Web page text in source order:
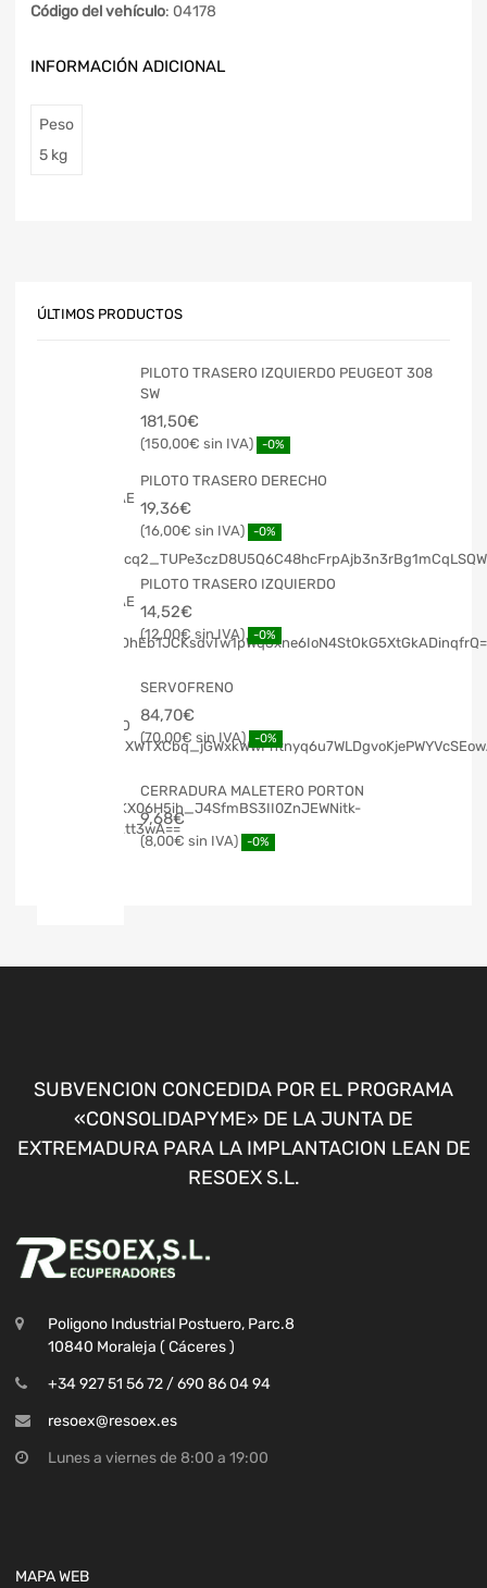
Código del vehículo: 04178
INFORMACIÓN ADICIONAL
Peso
5 kg
ÚLTIMOS PRODUCTOS
PILOTO TRASERO IZQUIERDO PEUGEOT 308
SW
181,50€
150,00€ -0%
PILOTO TRASERO DERECHO
19,36€
16,00€ -0%
PILOTO TRASERO IZQUIERDO
14,52€
12,00€ -0%
SERVOFRENO
84,70€
70,00€ -0%
CERRADURA MALETERO PORTON
9,68€
8,00€ -0%
SUBVENCION CONCEDIDA POR EL PROGRAMA
«CONSOLIDAPYME» DE LA JUNTA DE
EXTREMADURA PARA LA IMPLANTACION LEAN DE
RESOEX S.L.
Poligono Industrial Postuero, Parc.8
10840 Moraleja ( Cáceres )
+34 927 51 56 72 / 690 86 04 94
resoex@resoex.es
Lunes a viernes de 8:00 a 19:00
MAPA WEB